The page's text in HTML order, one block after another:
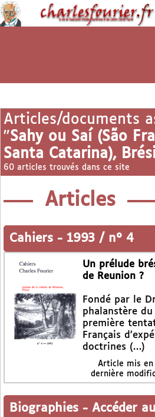
Articles/documents
"Sahy ou Saí (São
Santa Catarina), Brésil
60 articles trouvés dans ce site
Articles
Cahiers - 1993 / n° 4
Un prélude
de Reunion ?
Fondé par le
phalanstère
première
Français
doctrines (…)
Article mis en
dernière
Biographies - Accéder